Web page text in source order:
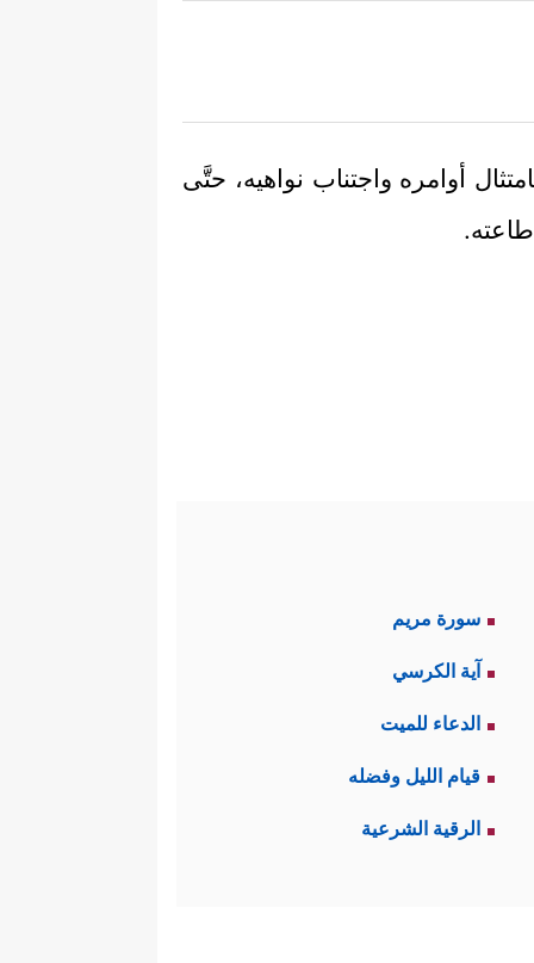
أوامره واجتناب نواهيه، حتَّى
سورة مريم
آية الكرسي
الدعاء للميت
قيام الليل وفضله
الرقية الشرعية